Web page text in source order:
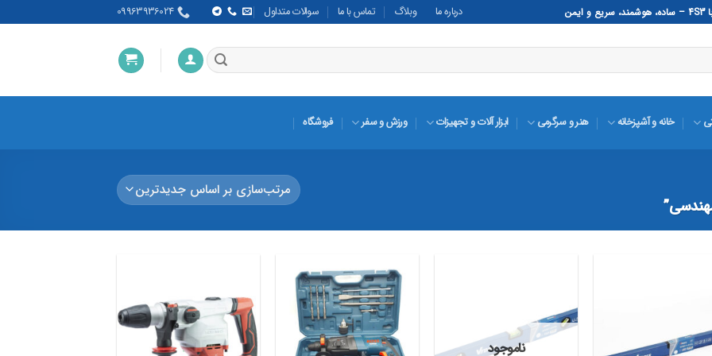
درباره ما وبلاگ تماس با ما سوالات متداول 09963936024
خانه و آشپزخانه هنر و سرگرمی ابزار آلات و تجهیزات ورزش و سفر فروشگاه
علاقه ناموجود
افزودن
علاقه
افزودن